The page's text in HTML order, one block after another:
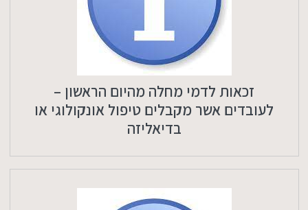
זכאות לדמי מחלה מהיום הראשון –
לעובדים אשר מקבלים טיפול אונקולוגי או
בדיאליזה